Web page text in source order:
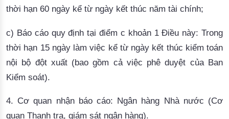
thời hạn 60 ngày kể từ ngày kết thúc năm tài chính;
c) Báo cáo quy định tại điểm c khoản 1 Điều này: Trong
thời hạn 15 ngày làm việc kể từ ngày kết thúc kiểm toán
nội bộ đột xuất (bao gồm cả việc phê duyệt của Ban
Kiểm soát).
4. Cơ quan nhận báo cáo: Ngân hàng Nhà nước (Cơ
quan Thanh tra, giám sát ngân hàng).